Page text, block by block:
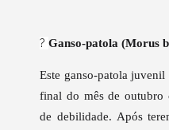
? Ganso-patola (Morus
Este ganso-patola
final do mês de outubro
de debilidade. Após